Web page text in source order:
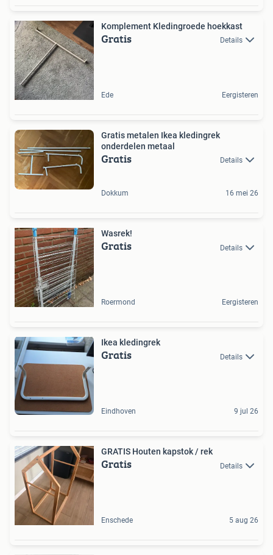
Komplement Kledingroede hoekkast
Gratis Details
Ede Eergisteren
Gratis metalen Ikea kledingrek
onderdelen metaal
Gratis Details
Dokkum 16 mei 26
Wasrek!
Gratis Details
Roermond Eergisteren
Ikea kledingrek
Gratis Details
Eindhoven 9 jul 26
GRATIS Houten kapstok / rek
Gratis Details
Enschede 5 aug 26